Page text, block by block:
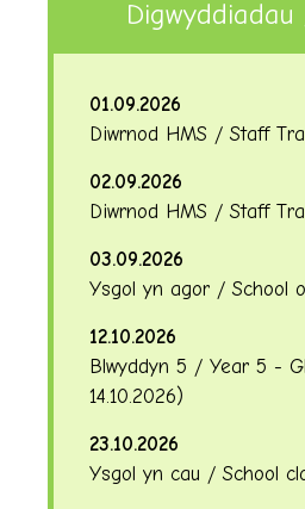
01.09.2026
Diwrnod HMS / Staff
02.09.2026
Diwrnod HMS / Staff
03.09.2026
Ysgol yn agor / School
12.10.2026
Blwyddyn 5 / Year 5 -
14.10.2026)
23.10.2026
Ysgol yn cau / School